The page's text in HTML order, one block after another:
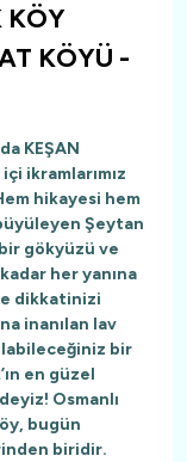
KÖY
KÖYÜ -
KEŞAN
ikramlarımız
hikayesi hem
Şeytan
gökyüzü ve
her yanına
dikkatinizi
inanılan lav
bir
en güzel
Osmanlı
bugün
biridir.